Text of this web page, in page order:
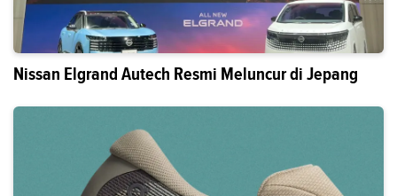
Nissan Elgrand Autech Resmi Meluncur di Jepang